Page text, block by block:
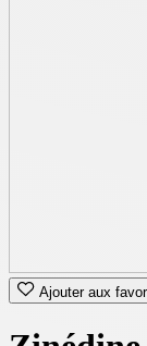
Ajouter aux